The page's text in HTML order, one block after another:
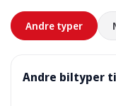
Andre typer
Andre biltyper